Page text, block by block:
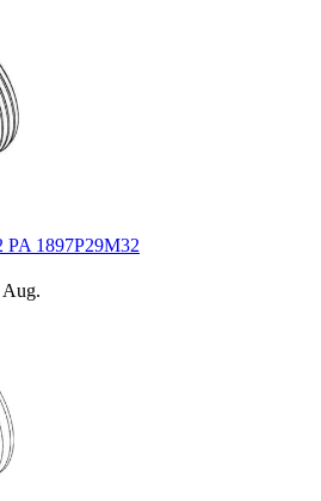
1897P29M32